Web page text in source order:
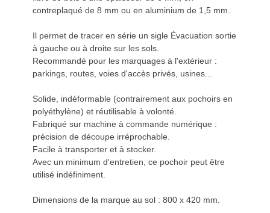
contreplaqué de 8 mm ou en aluminium de 1,5 mm.
Il permet de tracer en série un sigle Évacuation sortie
à gauche ou à droite sur les sols.
Recommandé pour les marquages à l'extérieur :
parkings, routes, voies d'accès privés, usines...
Solide, indéformable (contrairement aux pochoirs en
polyéthylène) et réutilisable à volonté.
Fabriqué sur machine à commande numérique :
précision de découpe irréprochable.
Facile à transporter et à stocker.
Avec un minimum d'entretien, ce pochoir peut être
utilisé indéfiniment.
Dimensions de la marque au sol : 800 x 420 mm.